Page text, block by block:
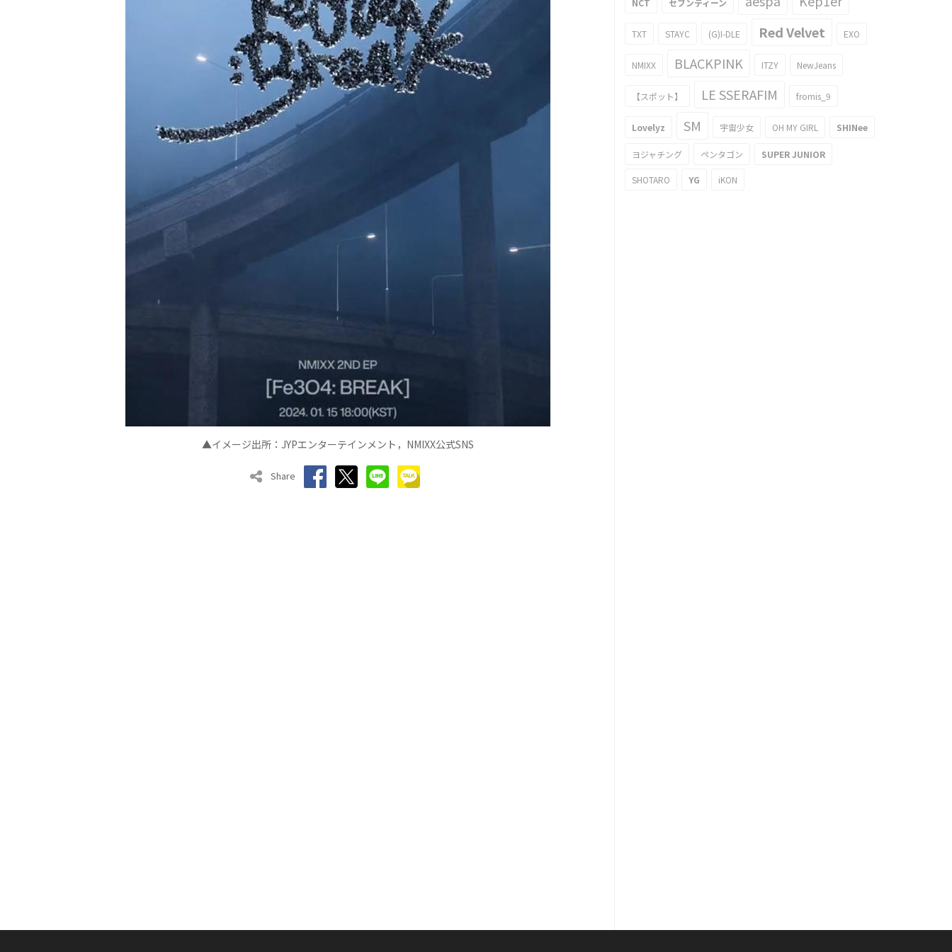
▲イメージ出所：JYPエンターテインメント， NMIXX公式SNS
Share
NCT セブンティーン
TXT STAYC (G)I-DLE Red Velvet EXO
NMIXX BLACKPINK ITZY NewJeans
【スポット】 LE SSERAFIM fromis_9
Lovelyz SM 宇宙少女 OH MY GIRL SHINee
ヨジャチング ペンタゴン SUPER JUNIOR
SHOTARO YG iKON